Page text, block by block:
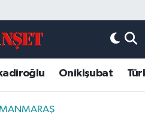
Onikişubat
Eczaneler
Durumu
Yoğunluk Haritası